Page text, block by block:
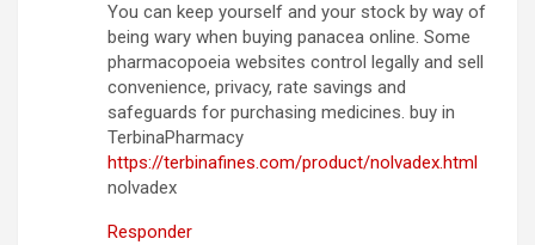
You can keep yourself and your stock by way of
being wary when buying panacea online. Some
pharmacopoeia websites control legally and sell
convenience, privacy, rate savings and
safeguards for purchasing medicines. buy in
TerbinaPharmacy
https://terbinafines.com/product/nolvadex.html
nolvadex
Responder